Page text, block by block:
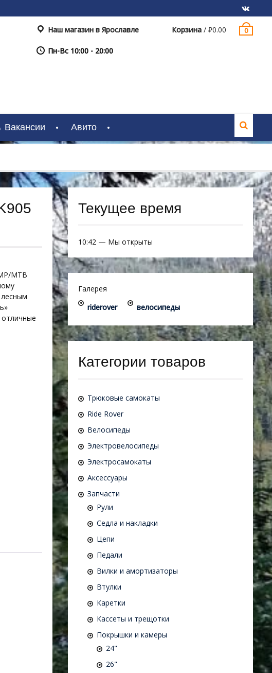
VK
Корзина / ₽0.00 0
Наш магазин в Ярославле
Пн-Вс 10:00 - 20:00
Вакансии Авито
MTB
Текущее время
10:42 — Мы открыты
Галерея
riderover
велосипеды
Категории товаров
Трюковые самокаты
Ride Rover
Велосипеды
Электровелосипеды
Электросамокаты
Аксессуары
Запчасти
Рули
Седла и накладки
Цепи
Педали
Вилки и амортизаторы
Втулки
Каретки
Кассеты и трещотки
Покрышки и камеры
24"
26"